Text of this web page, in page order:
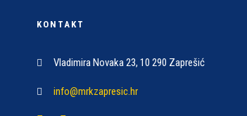
KONTAKT
Vladimira Novaka 23, 10 290 Zaprešić
info@mrkzapresic.hr